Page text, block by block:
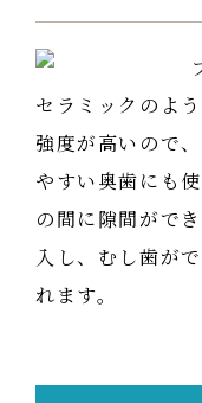
セラミックのよ
強度が高いので
やすい奥歯にも
の間に隙間がで
入し、むし歯が
れます。